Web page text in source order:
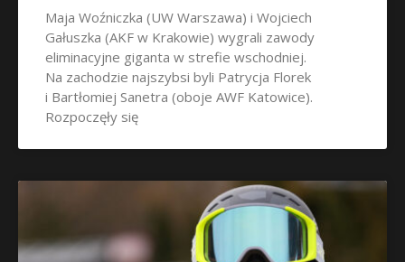
Maja Woźniczka (UW Warszawa) i Wojciech
Gałuszka (AKF w Krakowie) wygrali zawody
eliminacyjne giganta w strefie wschodniej.
Na zachodzie najszybsi byli Patrycja Florek
i Bartłomiej Sanetra (oboje AWF Katowice).
Rozpoczęły się